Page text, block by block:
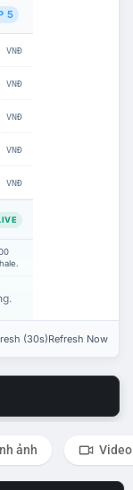
5
VNĐ
VNĐ
VNĐ
VNĐ
VNĐ
(30s)Refresh Now
ảnh Video